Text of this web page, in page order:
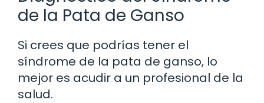
de la Pata de Ganso
Si crees que podrías tener el
síndrome de la pata de ganso, lo
mejor es acudir a un profesional de la
salud.